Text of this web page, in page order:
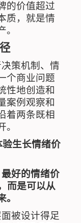
的价值超过
质，就是情
策机制、情
个商业问题
性地创造和
案例观察和
着两条既相
生长情绪价
好的情绪价
而是可以从
被设计得足